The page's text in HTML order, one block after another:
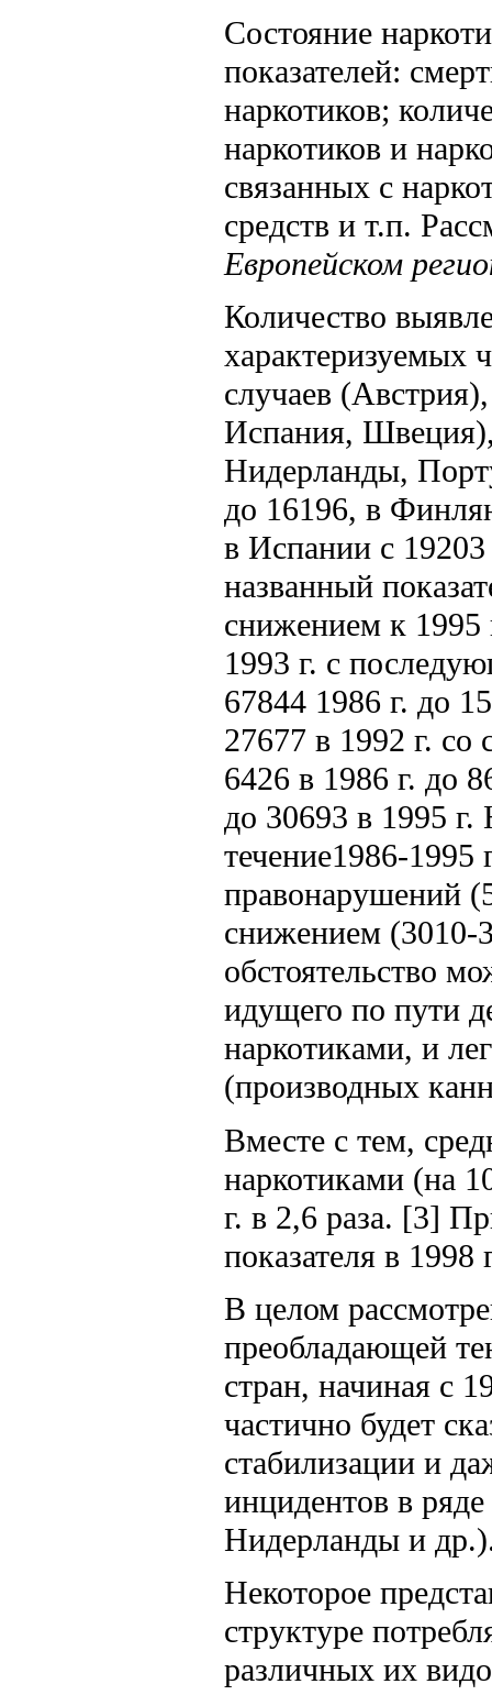
Состояние
показателей:
наркотиков;
наркотиков и
связанных с
средств и т.п.
Европейском
Количество
характеризуемых
случаев
Испания,
Нидерланды,
до 16196, в
в Испании с
названный
снижением к 1995
1993 г. с
67844 1986 г. до
27677 в 1992 г.
6426 в 1986 г. до
до 30693 в 1995 г.
течение1986-1995
правонарушений
снижением (3010-
обстоятельство
идущего по пути
наркотиками, и
(производных
Вместе с тем,
наркотиками (на
г. в 2,6 раза. [3]
показателя в 1998
В целом
преобладающей
стран, начиная с
частично будет
стабилизации и
инцидентов в
Нидерланды и
Некоторое
структуре
различных их